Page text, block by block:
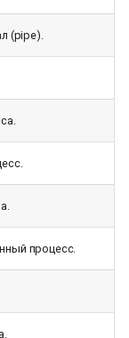
(pipe).
процесс.